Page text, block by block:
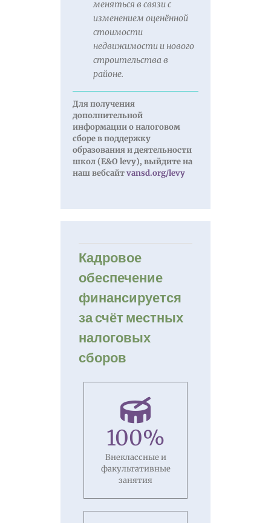
меняться в связи с
изменением оценённой
стоимости
недвижимости и нового
строительства в
районе.
Для получения
дополнительной
информации о налоговом
сборе в поддержку
образования и деятельности
школ (E&O levy), выйдите на
наш вебсайтvansd.org/levy
Кадровое
обеспечение
финансируется
за счёт местных
налоговых
сборов
100%
Внеклассные и
факультативные
занятия